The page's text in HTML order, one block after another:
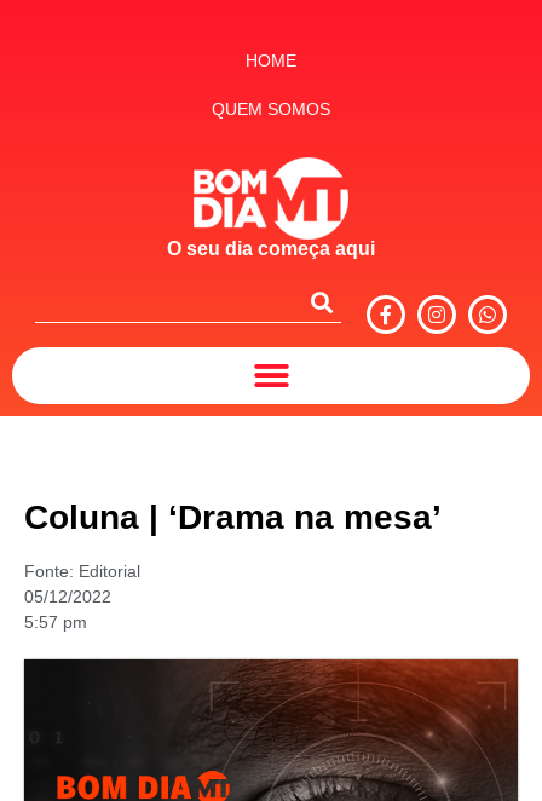
HOME
QUEM SOMOS
O seu dia começa aqui
Coluna | ‘Drama na mesa’
Fonte: Editorial
05/12/2022
5:57 pm